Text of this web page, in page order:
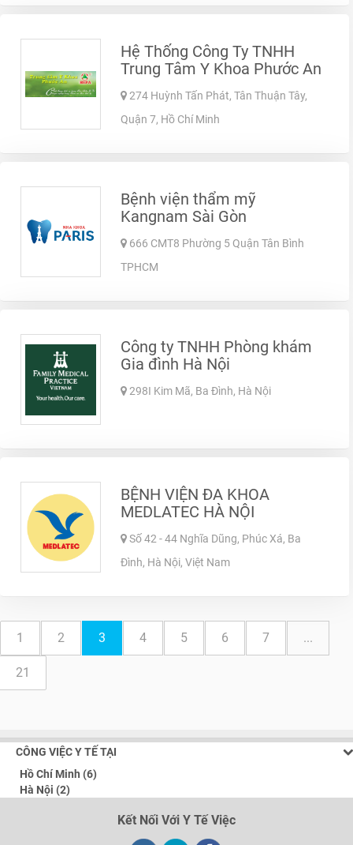
Hệ Thống Công Ty TNHH
Trung Tâm Y Khoa Phước An
274 Huỳnh Tấn Phát, Tân Thuận Tây,
Quận 7, Hồ Chí Minh
Bệnh viện thẩm mỹ
Kangnam Sài Gòn
666 CMT8 Phường 5 Quận Tân Bình
TPHCM
Công ty TNHH Phòng khám
Gia đình Hà Nội
298I Kim Mã, Ba Đình, Hà Nội
BỆNH VIỆN ĐA KHOA
MEDLATEC HÀ NỘI
Số 42 - 44 Nghĩa Dũng, Phúc Xá, Ba
Đình, Hà Nội, Việt Nam
1 2 3 4 5 6 7 ...
21
CÔNG VIỆC Y TẾ TẠI
Hồ Chí Minh (6)
Hà Nội (2)
Kết Nối Với Y Tế Việc